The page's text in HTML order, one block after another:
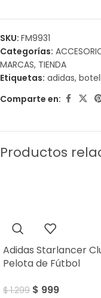
SKU: FM9931
Categorías:
MARCAS, TIENDA
Etiquetas: adidas,
Comparte en:
Productos
Adidas Starlancer
Pelota de Fútbol
$1.299 $ 999